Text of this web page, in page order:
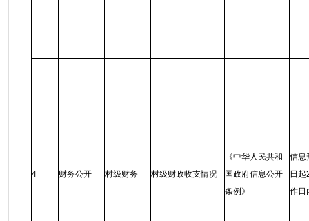
4 财务公开 村级财务 村级财政收支情况
《中华人民共和
国政府信息公开
条例 》
信息
日起
作日